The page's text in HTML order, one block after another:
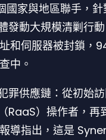
國家與地區聯手，
發動大規模清剿行
和伺服器被封鎖，
中。
罪供應鏈：從初始
RaaS）操作者，再
導指出，這是